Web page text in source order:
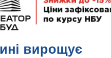
вирощує